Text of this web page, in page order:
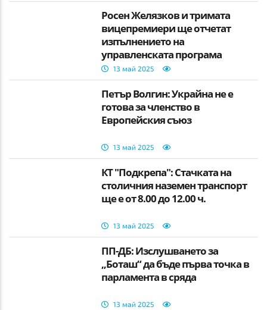
Росен Желязков и тримата
вицепремиери ще отчетат
изпълнението на
управленската програма
13 май 2025
Петър Волгин: Украйна не е
готова за членство в
Европейския съюз
13 май 2025
КТ "Подкрепа": Стачката на
столичния наземен транспорт
ще е от 8.00 до 12.00 ч.
13 май 2025
ПП-ДБ: Изслушването за
„Боташ“ да бъде първа точка в
парламента в сряда
13 май 2025